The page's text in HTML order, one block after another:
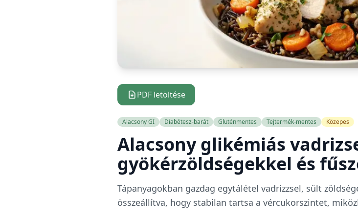
PDF letöltése
Alacsony GI Diabétesz-barát Gluténmentes Tejtermék-mentes Közepes
Alacsony glikémiás
gyökérzöldségekkel és
Tápanyagokban gazdag egytálétel vadrizzsel, sült
összeállítva, hogy stabilan tartsa a vércukorszintet,